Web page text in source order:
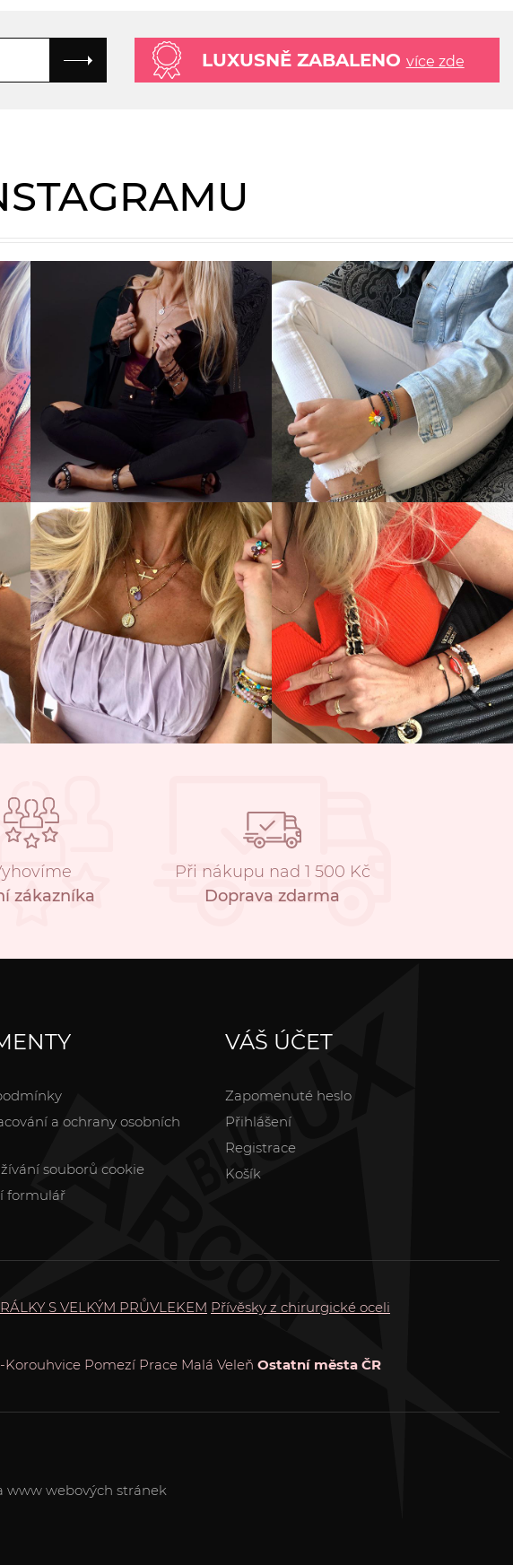
LUXUSNĚ ZABALENO více zde
zákazníka
Při nákupu nad 1 500 Kč
Doprava zdarma
a ochrany osobních
souborů cookie
formulář
VÁŠ ÚČET
Zapomenuté heslo
Přihlášení
Registrace
Košík
S VELKÝM PRŮVLEKEM Přívěsky z chirurgické oceli
Korouhvice Pomezí Prace Malá Veleň Ostatní města ČR
www webových stránek